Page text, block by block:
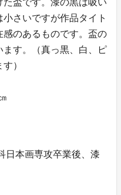
盃です。漆の黒は吸い
さいですが作品タイト
感のあるものです。盃の
す。（真っ黒、白、ピ
）
日本画専攻卒業後、漆